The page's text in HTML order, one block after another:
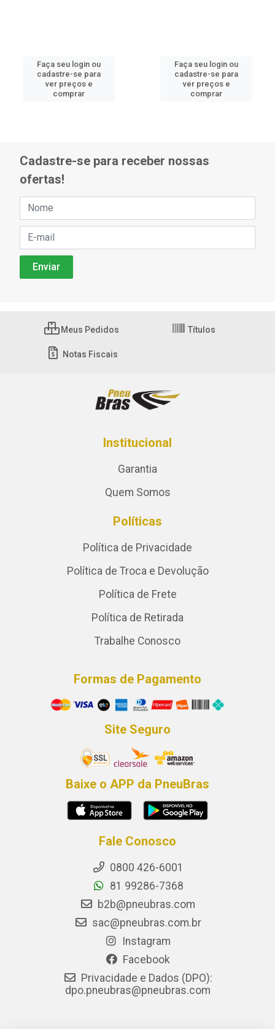
Faça seu login ou
cadastre-se para
ver preços e
comprar
Faça seu login ou
cadastre-se para
ver preços e
comprar
Cadastre-se para receber nossas
ofertas!
Meus Pedidos Títulos
Notas Fiscais
Institucional
Garantia
Quem Somos
Políticas
Política de Privacidade
Política de Troca e Devolução
Política de Frete
Política de Retirada
Trabalhe Conosco
Formas de Pagamento
Site Seguro
Baixe o APP da PneuBras
Fale Conosco
0800 426-6001
81 99286-7368
b2b@pneubras.com
sac@pneubras.com.br
Instagram
Facebook
Privacidade e Dados (DPO):
dpo.pneubras@pneubras.com